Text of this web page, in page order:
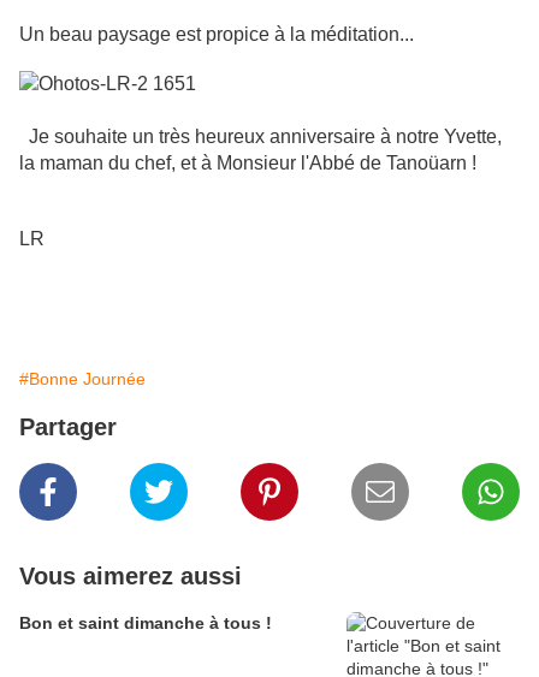
Un beau paysage est propice à la méditation...
Je souhaite un très heureux anniversaire à notre Yvette,
la maman du chef, et à Monsieur l'Abbé de Tanoüarn !
LR
#Bonne Journée
Partager
Vous aimerez aussi
Bon et saint dimanche à tous !